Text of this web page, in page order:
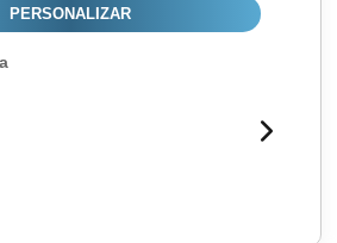
PERSONALIZAR